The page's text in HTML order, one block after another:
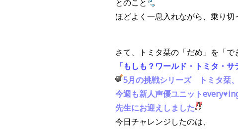
とのこと
ほどよく一息入れながら、乗り切
さて、トミタ栞の「だめ」を「
「もしも？ワールド・トミタ・サ
5月の挑戦シリーズ
トミタ栞
今週も新人声優ユニット
先生にお迎えしました
今日チャレンジしたのは、